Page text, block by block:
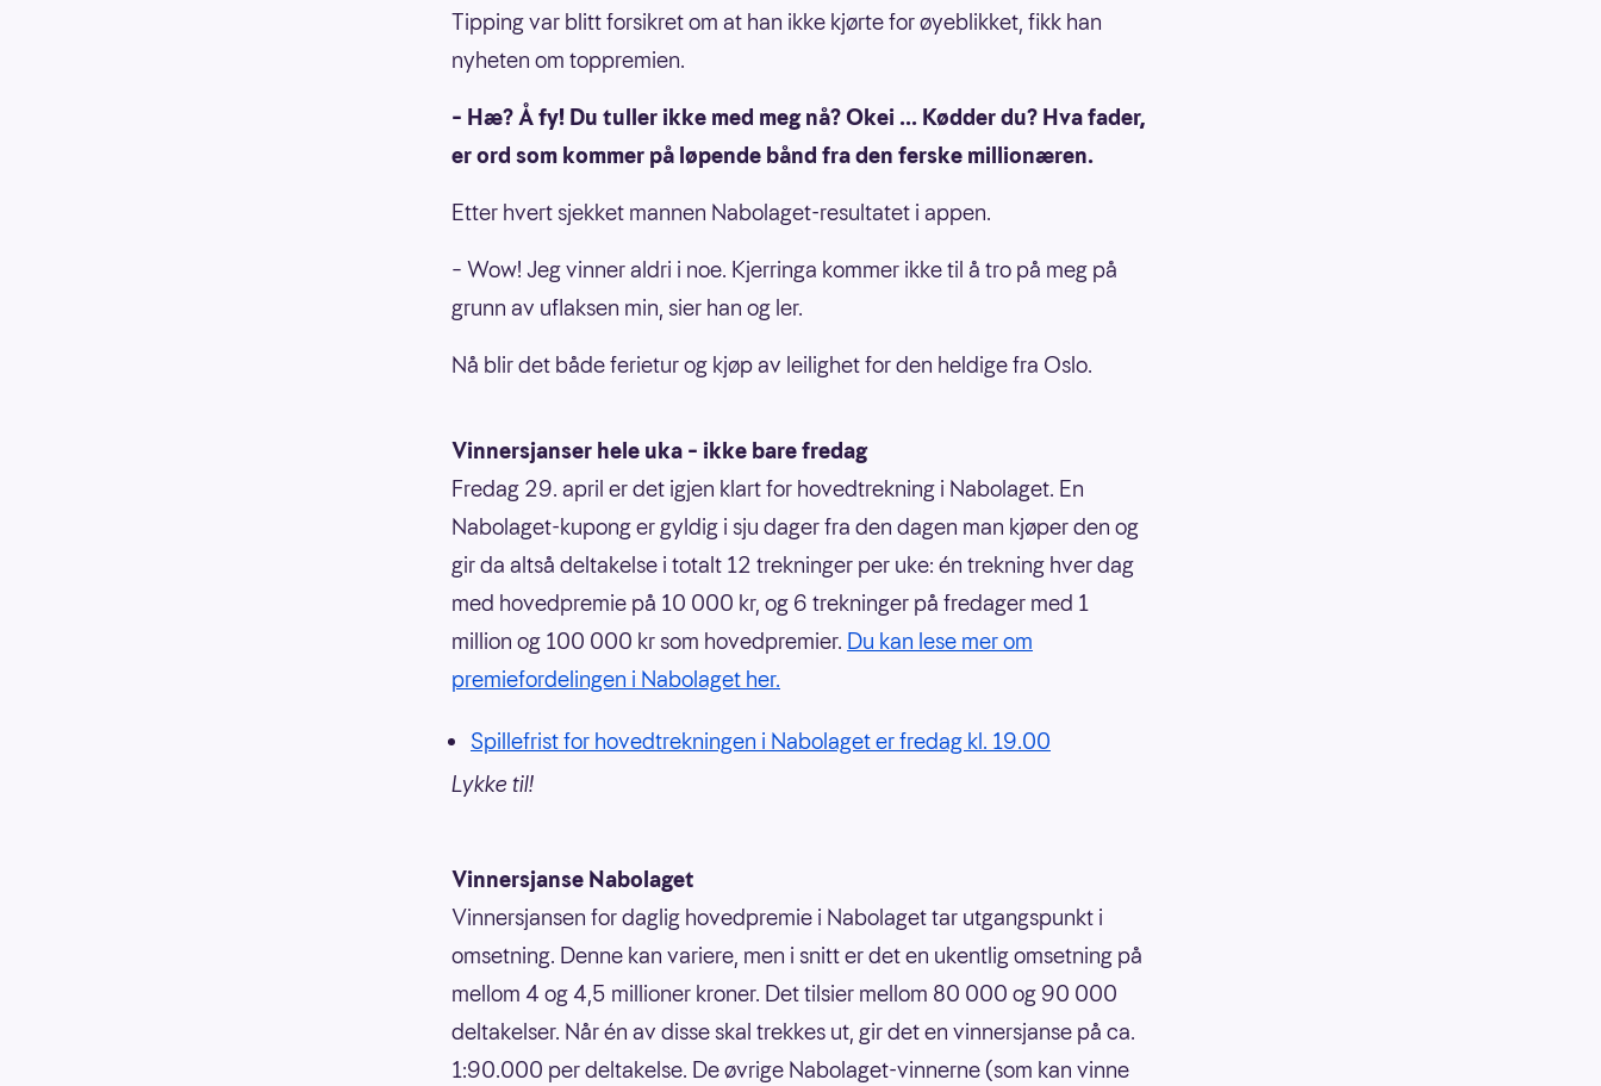
Tipping var blitt forsikret om at han ikke kjørte for øyeblikket, fikk han
nyheten om toppremien.
– Hæ? Å fy! Du tuller ikke med meg nå? Okei ... Kødder du? Hva fader,
er ord som kommer på løpende bånd fra den ferske millionæren.
Etter hvert sjekket mannen Nabolaget-resultatet i appen.
– Wow! Jeg vinner aldri i noe. Kjerringa kommer ikke til å tro på meg på
grunn av uflaksen min, sier han og ler.
Nå blir det både ferietur og kjøp av leilighet for den heldige fra Oslo.
Vinnersjanser hele uka – ikke bare fredag
Fredag 29. april er det igjen klart for hovedtrekning i Nabolaget. En
Nabolaget-kupong er gyldig i sju dager fra den dagen man kjøper den og
gir da altså deltakelse i totalt 12 trekninger per uke: én trekning hver dag
med hovedpremie på 10 000 kr, og 6 trekninger på fredager med 1
million og 100 000 kr som hovedpremier. Du kan lese mer om
premiefordelingen i Nabolaget her.
Spillefrist for hovedtrekningen i Nabolaget er fredag kl. 19.00
Lykke til!
Vinnersjanse Nabolaget
Vinnersjansen for daglig hovedpremie i Nabolaget tar utgangspunkt i
omsetning. Denne kan variere, men i snitt er det en ukentlig omsetning på
mellom 4 og 4,5 millioner kroner. Det tilsier mellom 80 000 og 90 000
deltakelser. Når én av disse skal trekkes ut, gir det en vinnersjanse på ca.
1:90.000 per deltakelse. De øvrige Nabolaget-vinnerne (som kan vinne